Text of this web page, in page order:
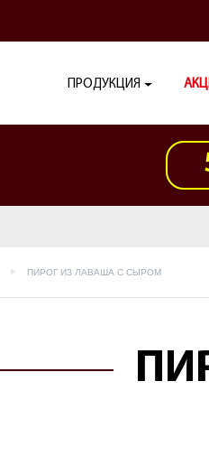
ПРОДУКЦИЯ
ПИРОГ ИЗ ЛАВАША С СЫРОМ